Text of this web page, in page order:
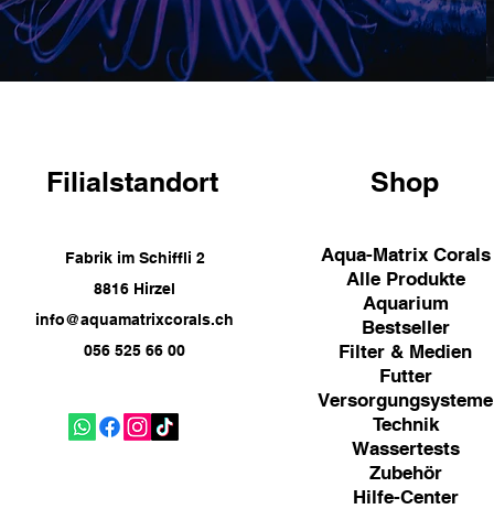
Filialstandort
Fabrik im Schiffli 2
8816 Hirzel
info@aquamatrixcorals.ch
056 525 66 00
Shop
Aqua-Matrix Corals
Alle Produkte
Aquarium
Bestseller
Filter & Medien
Futter
Versorgungsysteme
Technik
Wassertests
Zubehör
Hilfe-Center